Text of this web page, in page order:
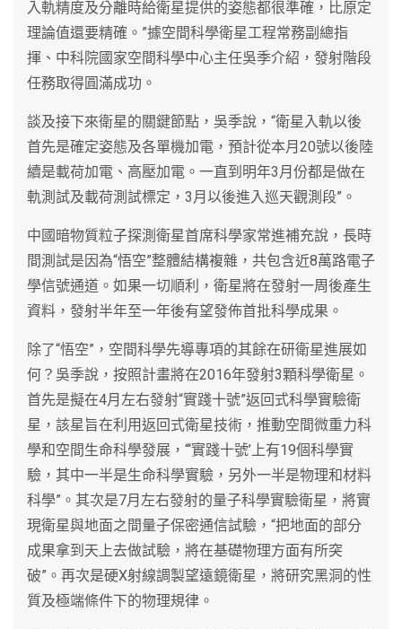
入軌精度及分離時給衛星提供的姿態都很準確，比原定
理論值還要精確。”據空間科學衛星工程常務副總指
揮、中科院國家空間科學中心主任吳季介紹，發射階段
任務取得圓滿成功。
談及接下來衛星的關鍵節點，吳季說，“衛星入軌以後
首先是確定姿態及各單機加電，預計從本月20號以後陸
續是載荷加電、高壓加電。一直到明年3月份都是做在
軌測試及載荷測試標定，3月以後進入巡天觀測段”。
中國暗物質粒子探測衛星首席科學家常進補充說，長時
間測試是因為“悟空”整體結構複雜，共包含近8萬路電子
學信號通道。如果一切順利，衛星將在發射一周後產生
資料，發射半年至一年後有望發佈首批科學成果。
除了“悟空”，空間科學先導專項的其餘在研衛星進展如
何？吳季說，按照計畫將在2016年發射3顆科學衛星。
首先是擬在4月左右發射“實踐十號”返回式科學實驗衛
星，該星旨在利用返回式衛星技術，推動空間微重力科
學和空間生命科學發展，“‘實踐十號’上有19個科學實
驗，其中一半是生命科學實驗，另外一半是物理和材料
科學”。其次是7月左右發射的量子科學實驗衛星，將實
現衛星與地面之間量子保密通信試驗，“把地面的部分
成果拿到天上去做試驗，將在基礎物理方面有所突
破”。再次是硬X射線調製望遠鏡衛星，將研究黑洞的性
質及極端條件下的物理規律。